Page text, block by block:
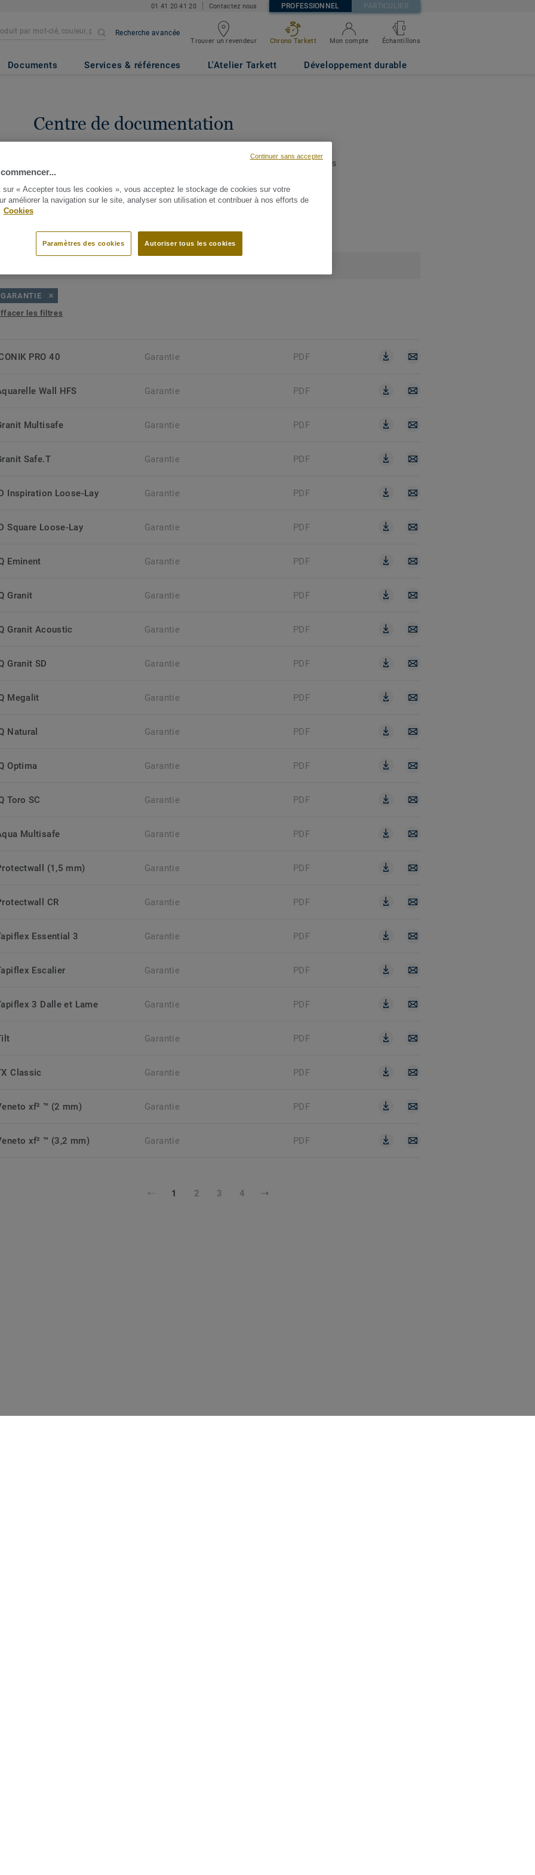
01 41 20 41 20 Contactez nous PROFESSIONNEL PARTICULIER
Recherche avancée
Trouver un revendeur Chrono Tarkett Mon compte
0
Échantillons
Documents Services & références L'Atelier Tarkett Développement durable
Centre de documentation
pour enregistrer et gérer vos
GARANTIE
les filtres
PRO 40 Garantie PDF
Wall HFS Garantie PDF
Multisafe Garantie PDF
Safe.T Garantie PDF
Inspiration Loose-Lay Garantie PDF
Square Loose-Lay Garantie PDF
Eminent Garantie PDF
Granit Garantie PDF
Granit Acoustic Garantie PDF
Granit SD Garantie PDF
Megalit Garantie PDF
Natural Garantie PDF
Optima Garantie PDF
Toro SC Garantie PDF
Multisafe Garantie PDF
(1,5 mm) Garantie PDF
CR Garantie PDF
Essential 3 Garantie PDF
Escalier Garantie PDF
3 Dalle et Lame Garantie PDF
Garantie PDF
Classic Garantie PDF
xf² ™ (2 mm) Garantie PDF
xf² ™ (3,2 mm) Garantie PDF
1 2 3 4
sur « Accepter tous les cookies », vous acceptez le stockage de cookies sur votre
améliorer la navigation sur le site, analyser son utilisation et contribuer à nos efforts de
Cookies
Autoriser tous les cookies
Paramètres des cookies
Continuer sans accepter